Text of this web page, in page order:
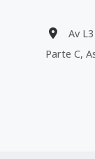
Av
Parte C,